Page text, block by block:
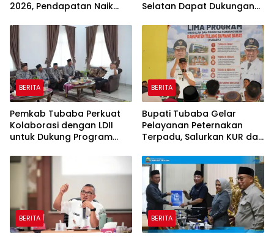
2026, Pendapatan Naik
Dipangkas
Selatan Dapat Dukungan
Influencer
BERITA
Pemkab Tubaba Perkuat
Kolaborasi dengan LDII
untuk Dukung Program
BERITA
Bupati Tubaba Gelar
Pelayanan Peternakan
Terpadu, Salurkan KUR dan
Ketenagakerjaan
BERITA BERITA